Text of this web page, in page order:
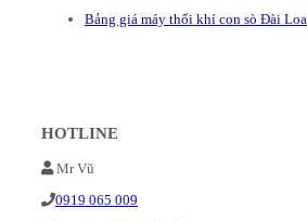
Bảng giá máy thổi khí con sò Đài
HOTLINE
Mr Vũ
0919 065 009